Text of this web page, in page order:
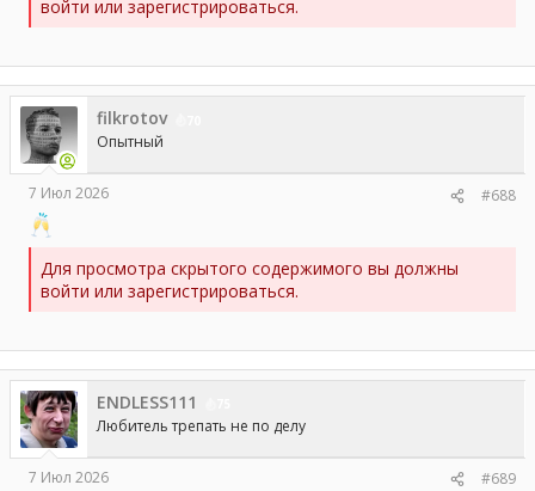
войти или зарегистрироваться.
filkrotov
Опытный
7 Июл 2026 #688
Для просмотра скрытого содержимого вы должны
войти или зарегистрироваться.
ENDLESS111
Любитель трепать не по делу
7 Июл 2026 #689